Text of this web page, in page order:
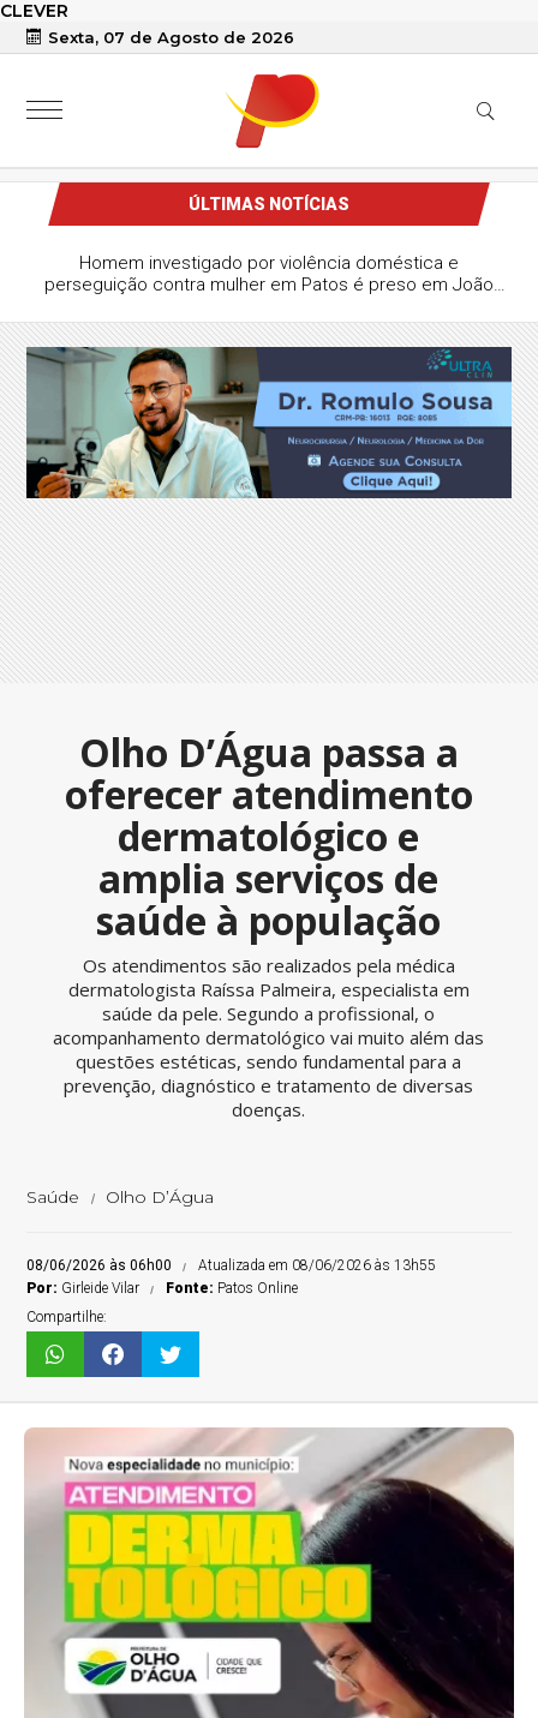
CLEVER
Sexta, 07 de Agosto de 2026
ÚLTIMAS NOTÍCIAS
Homem investigado por violência doméstica e
perseguição contra mulher em Patos é preso em João
Olho D’Água passa a
oferecer atendimento
dermatológico e
amplia serviços de
saúde à população
Os atendimentos são realizados pela médica
dermatologista Raíssa Palmeira, especialista em
saúde da pele. Segundo a profissional, o
acompanhamento dermatológico vai muito além das
questões estéticas, sendo fundamental para a
prevenção, diagnóstico e tratamento de diversas
doenças.
Saúde Olho D’Água
08/06/2026 às 06h00
Atualizada em 08/06/2026 às 13h55
Por: Girleide Vilar Fonte: Patos Online
Compartilhe: